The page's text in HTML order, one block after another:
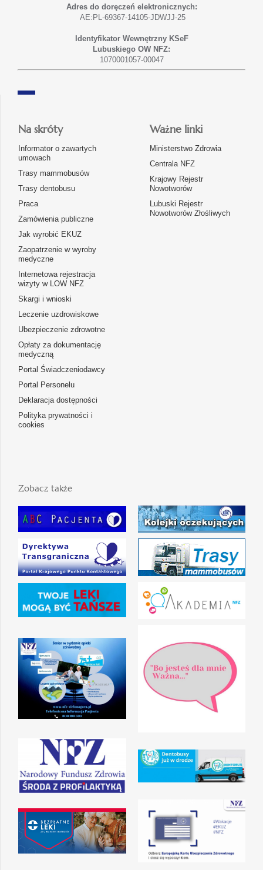
Adres do doręczeń elektronicznych:
AE:PL-69367-14105-JDWJJ-25
Identyfikator Wewnętrzny KSeF
Lubuskiego OW NFZ:
1070001057-00047
Na skróty
Informator o zawartych
umowach
Trasy mammobusów
Trasy dentobusu
Praca
Zamówienia publiczne
Jak wyrobić EKUZ
Zaopatrzenie w wyroby
medyczne
Internetowa rejestracja
wizyty w LOW NFZ
Skargi i wnioski
Leczenie uzdrowiskowe
Ubezpieczenie zdrowotne
Opłaty za dokumentację
medyczną
Portal Świadczeniodawcy
Portal Personelu
Deklaracja dostępności
Polityka prywatności i
cookies
Ważne linki
Ministerstwo Zdrowia
Centrala NFZ
Krajowy Rejestr
Nowotworów
Lubuski Rejestr
Nowotworów Złośliwych
Zobacz także